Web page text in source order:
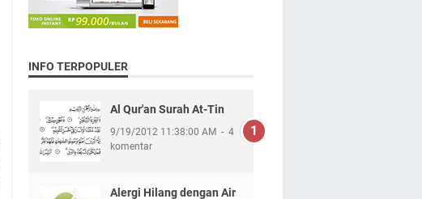
INFO TERPOPULER
Al Qur'an Surah At-Tin
9/19/2012 11:38:00 AM
4
komentar
Alergi Hilang dengan Air